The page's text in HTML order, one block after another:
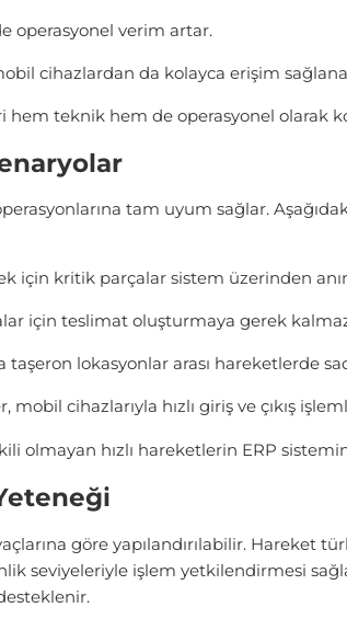
operasyonel verim artar.
cihazlardan da kolayca erişim
hem teknik hem de operasyonel olarak
tam uyum sağlar.
için kritik parçalar sistem üzerinden
için teslimat oluşturmaya gerek
taşeron lokasyonlar arası hareketlerde
mobil cihazlarıyla hızlı giriş ve çıkış
olmayan hızlı hareketlerin ERP
göre yapılandırılabilir. Hareket
seviyeleriyle işlem yetkilendirmesi